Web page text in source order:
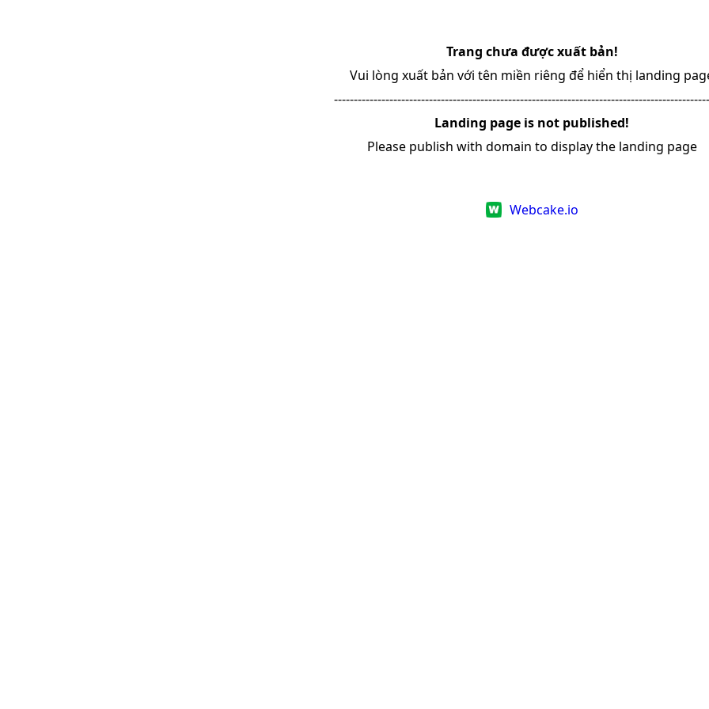
Trang chưa được xuất bản!
Vui lòng xuất bản với tên miền riêng để hiển thị landing
Landing page is not published!
Please publish with domain to display the landing page
Webcake.io